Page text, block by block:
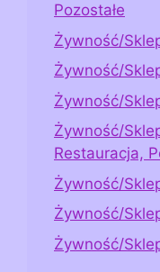
Pozostałe
Żywność/
Żywność/
Żywność/
Żywność/
Restauracja,
Żywność/
Żywność/
Żywność/